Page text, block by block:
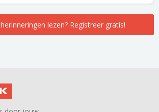
lezen? Registreer gratis!